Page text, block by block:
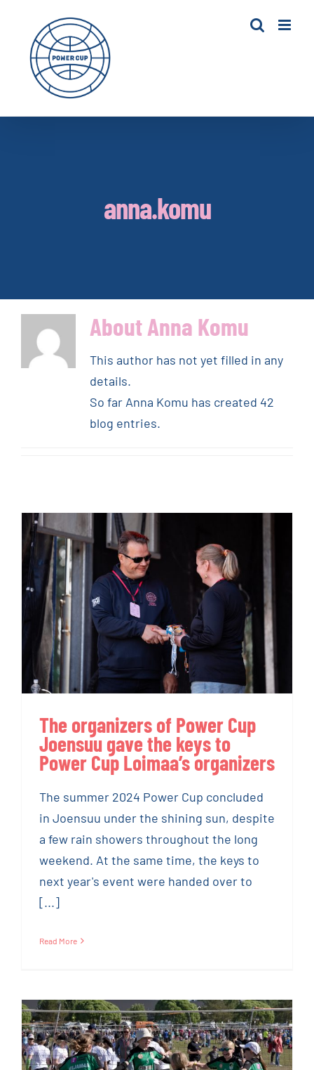
content
anna.komu
AboutAnna Komu
This author has not yet filled in any
details.
So far Anna Komu has created 42
blog entries.
The organizers of Power Cup
Joensuu gave the keys to
Power Cup Loimaa’s
organizers
The organizers of Power Cup
Joensuu gave the keys to
Power Cup Loimaa’s organizers
The summer 2024 Power Cup concluded
in Joensuu under the shining sun, despite
a few rain showers throughout the long
weekend. At the same time, the keys to
next year's event were handed over to
[...]
Read More